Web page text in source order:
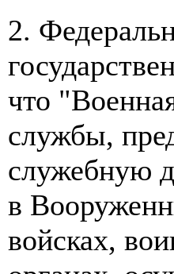
2.
что
службы,
служебную
в
войсках,